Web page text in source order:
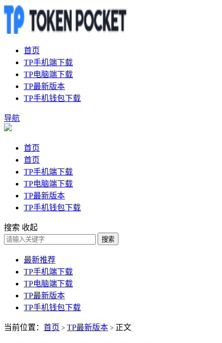
首页
TP手机端下载
TP电脑端下载
TP最新版本
TP手机钱包下载
导航
首页
首页
TP手机端下载
TP电脑端下载
TP最新版本
TP手机钱包下载
搜索 收起
搜索
最新推荐
TP手机端下载
TP电脑端下载
TP最新版本
TP手机钱包下载
当前位置： 首页 > TP最新版本 > 正文